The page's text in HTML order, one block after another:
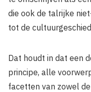
die ook de talrijke
tot de
Dat houdt in dat een
principe, alle
facetten van zowel